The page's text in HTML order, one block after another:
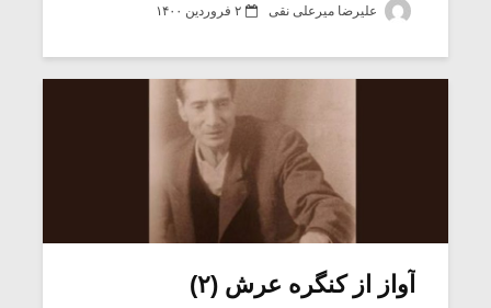
علیرضا میرعلی نقی ۲ فروردین ۱۴۰۰
آواز از کنگره عرش (۲)